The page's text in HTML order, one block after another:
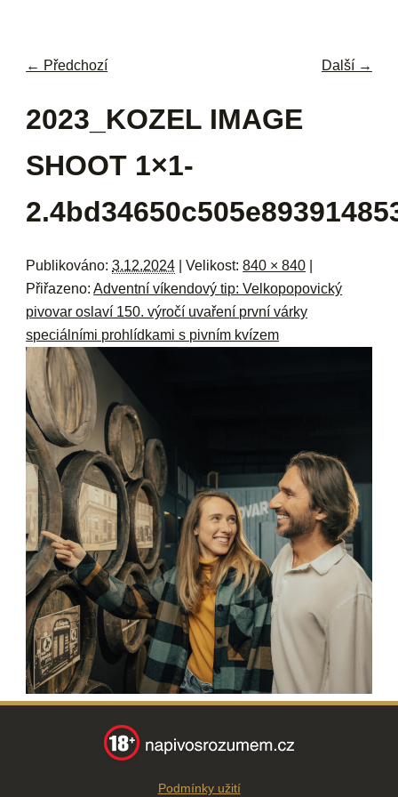
← Předchozí Další →
2023_KOZEL IMAGE
SHOOT 1×1-
Publikováno:3.12.2024 | Velikost:840 × 840
Přiřazeno:Adventní víkendový tip: Velkopopovický
pivovar oslaví 150. výročí uvaření první várky
speciálními prohlídkami s pivním kvízem
Podmínky užití